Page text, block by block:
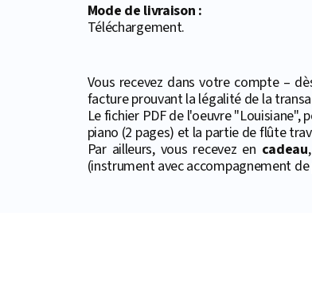
Mode de livraison :
Téléchargement.
Vous recevez dans votre compte –
facture prouvant la légalité de la
Le fichier PDF de l'oeuvre
piano (2 pages) et la partie de flûte
Par ailleurs, vous recevez en cadeau
(instrument avec accompagnement